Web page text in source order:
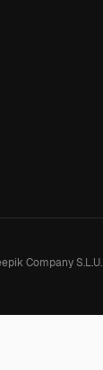
Company S.L.U.